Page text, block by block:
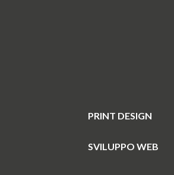
PRINT DESIGN
SVILUPPO WEB